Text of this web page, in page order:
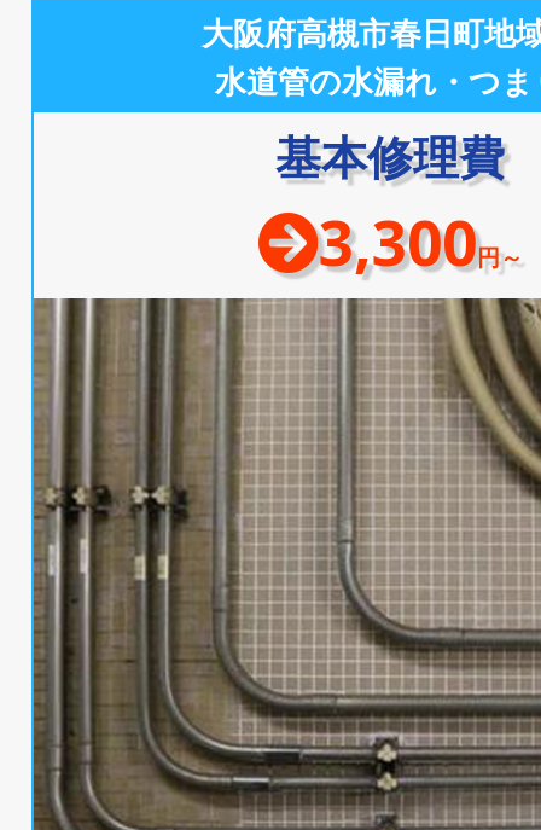
大阪府高槻市春日町地
水道管の水漏れ・つ
基本修理費
3,300円～